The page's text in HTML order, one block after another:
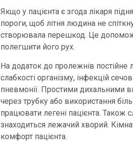
Якщо у пацієнта є згода лікаря
пороги, щоб літня людина не
створювала перешкод. Це
полегшити його рух.
На додаток до пролежнів
слабкості організму, інфекцій
пневмонії. Простими дихальними
через трубку або використання
працювати легені пацієнта. Також
знаходиться лежачий хворий.
комфорт пацієнта.